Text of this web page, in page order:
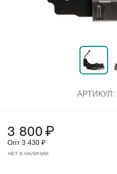
АРТИКУЛ:
3 800₽
Опт3 430 ₽
НЕТ В НАЛИЧИИ